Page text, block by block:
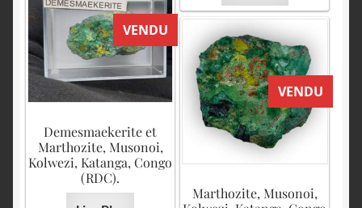
VENDU
Demesmaekerite et
Marthozite, Musonoi,
Kolwezi, Katanga, Congo
(RDC).
VENDU
Marthozite, Musonoi,